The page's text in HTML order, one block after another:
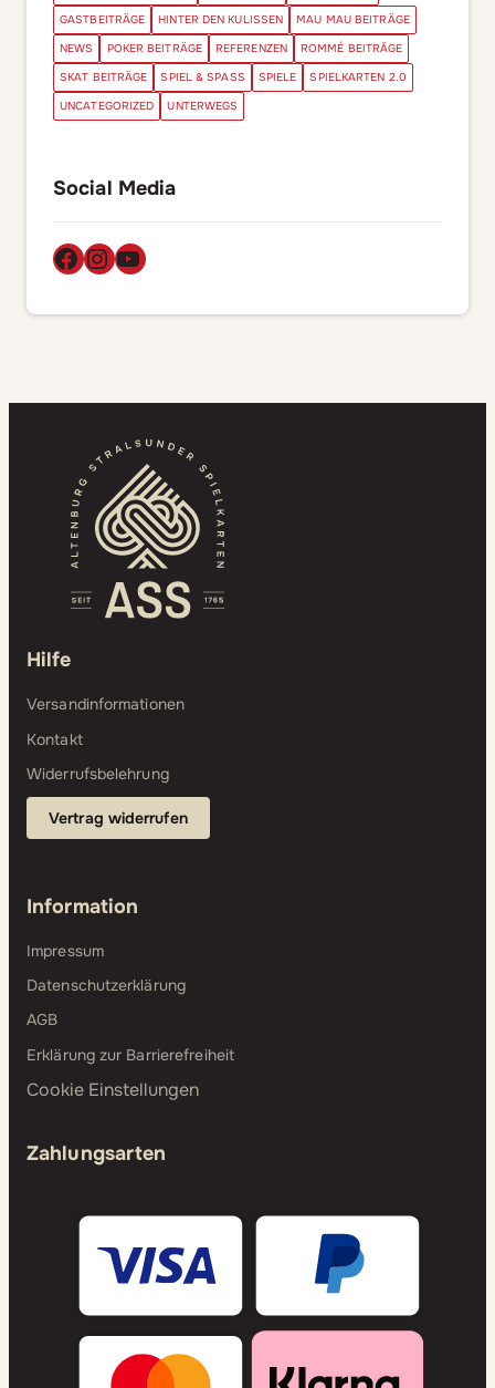
GASTBEITRÄGE
HINTER DEN KULISSEN
MAU MAU BEITRÄGE
NEWS
POKER BEITRÄGE REFERENZEN
ROMMÉ BEITRÄGE
SKAT BEITRÄGE
SPIEL & SPASS SPIELE
SPIELKARTEN 2.0
UNCATEGORIZED
UNTERWEGS
Social Media
Facebook
Instagram
YouTube
Hilfe
Versandinformationen
Kontakt
Widerrufsbelehrung
Vertrag widerrufen
Information
Impressum
Datenschutzerklärung
AGB
Erklärung zur Barrierefreiheit
Cookie Einstellungen
Zahlungsarten